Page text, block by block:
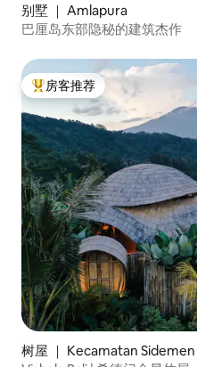
别墅 ｜ Amlapura
巴厘岛东部隐秘的建筑杰作
热门「房客推荐」
房客推荐
树屋 ｜ Kecamatan Sidemen